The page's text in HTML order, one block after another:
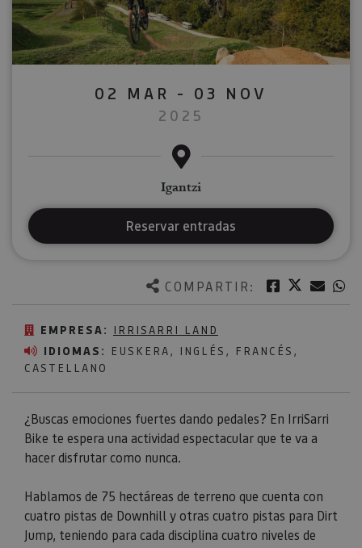
COMPARTIR: Facebook
Twitter
EMPRESA: IRRISARRI LAND
IDIOMAS:
EUSKERA, INGLÉS, FRANCÉS,
CASTELLANO
¿Buscas emociones fuertes dando pedales? En IrriSarri
Bike te espera una actividad espectacular que te va a
hacer disfrutar como nunca.
Hablamos de 75 hectáreas de terreno que cuenta con
cuatro pistas de Downhill y otras cuatro pistas para Dirt
Jump, teniendo para cada disciplina cuatro niveles de
02 MAR - 03 NOV
2025
Igantzi
Reservar entradas